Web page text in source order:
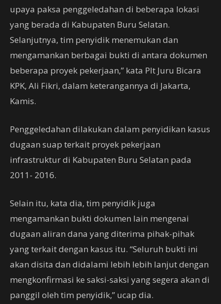
upaya paksa penggeledahan di beberapa lokasi
yang berada di Kabupaten Buru Selatan.
Selanjutnya, tim penyidik menemukan dan
mengamankan berbagai bukti di antara dokumen
beberapa proyek pekerjaan,” kata Plt Juru Bicara
KPK, Ali Fikri, dalam keterangannya di Jakarta,
Kamis.
Penggeledahan dilakukan dalam penyidikan kasus
dugaan suap terkait proyek pekerjaan
infrastruktur di Kabupaten Buru Selatan pada
2011- 2016.
Selain itu, kata dia, tim penyidik juga
mengamankan bukti dokumen lain mengenai
dugaan aliran dana yang diterima pihak-pihak
yang terkait dengan kasus itu. “Seluruh bukti ini
akan disita dan didalami lebih lebih lanjut dengan
mengkonfirmasi ke saksi-saksi yang segera akan di
panggil oleh tim penyidik,” ucap dia.